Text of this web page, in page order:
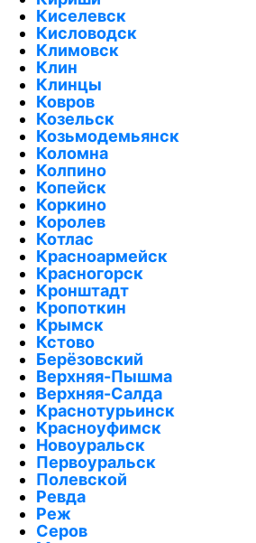
Киселевск
Кисловодск
Климовск
Клин
Клинцы
Ковров
Козельск
Козьмодемьянск
Коломна
Колпино
Копейск
Коркино
Королев
Котлас
Красноармейск
Красногорск
Кронштадт
Кропоткин
Крымск
Кстово
Берёзовский
Верхняя-Пышма
Верхняя-Салда
Краснотурьинск
Красноуфимск
Новоуральск
Первоуральск
Полевской
Ревда
Реж
Серов